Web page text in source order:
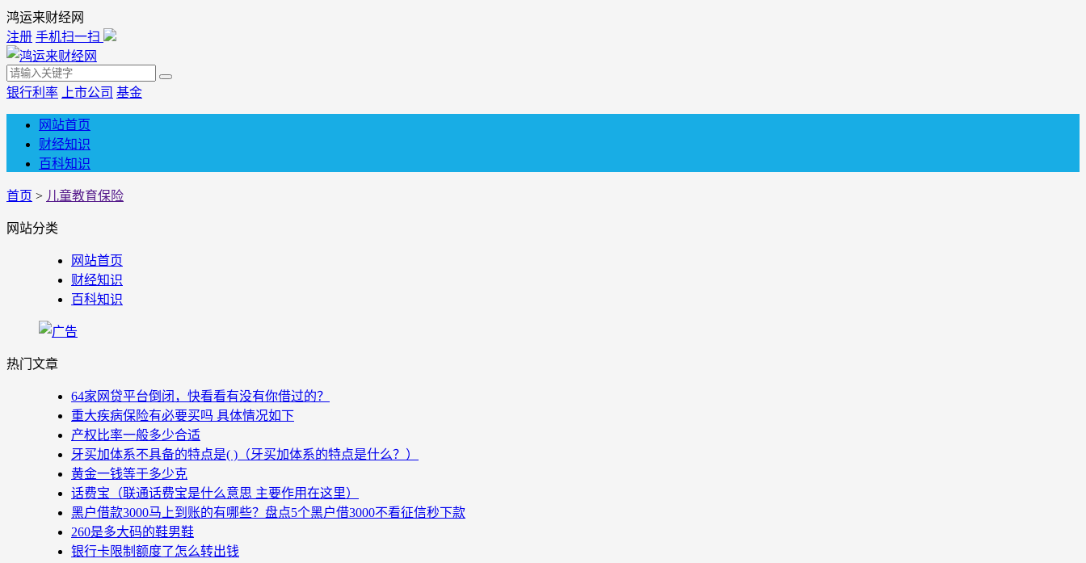
鸿运来财经网
注册 手机扫一扫
银行利率 上市公司 基金
网站首页
财经知识
百科知识
首页 > 儿童教育保险
网站分类
网站首页
财经知识
百科知识
热门文章
64家网贷平台倒闭，快看看有没有你借过的？
重大疾病保险有必要买吗 具体情况如下
产权比率一般多少合适
牙买加体系不具备的特点是( )（牙买加体系的特点是什么？）
黄金一钱等于多少克
话费宝（联通话费宝是什么意思 主要作用在这里）
黑户借款3000马上到账的有哪些？盘点5个黑户借3000不看征信秒下款
260是多大码的鞋男鞋
银行卡限制额度了怎么转出钱